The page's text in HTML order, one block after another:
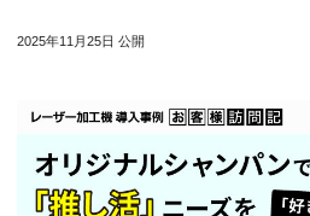
2025年11月25日 公開